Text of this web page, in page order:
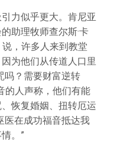
力似乎更大。肯尼亚
助理牧师查尔斯·卡
，许多人来到教堂
为他们从传道人口里
吗？需要财富逆转
的人声称，他们有能
恢复婚姻、扭转厄运
医在成功福音抵达我
。”